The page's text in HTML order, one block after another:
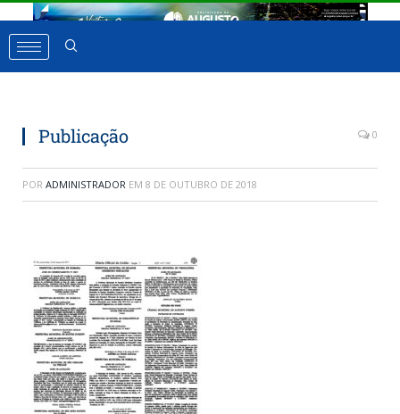
Publicação 0
POR ADMINISTRADOR EM 8 DE OUTUBRO DE 2018